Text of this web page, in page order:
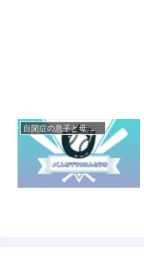
自閉症の息子と母の奮闘記 高校編